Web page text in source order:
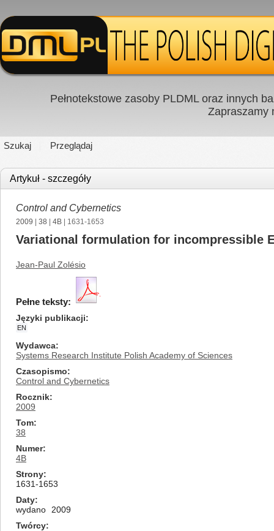
Pełnotekstowe zasoby PLDML oraz innych
Zapraszamy
Szukaj Przeglądaj
Artykuł - szczegóły
Control and Cybernetics
2009 38 4B | 1631-1653
Variational formulation for incompressible
Jean-Paul Zolésio
Pełne teksty:
Języki publikacji
EN
Wydawca
Systems Research Institute Polish Academy of Sciences
Czasopismo
Control and Cybernetics
Rocznik
2009
Tom
38
Numer
4B
Strony
1631-1653
Daty
wydano
2009
Twórcy